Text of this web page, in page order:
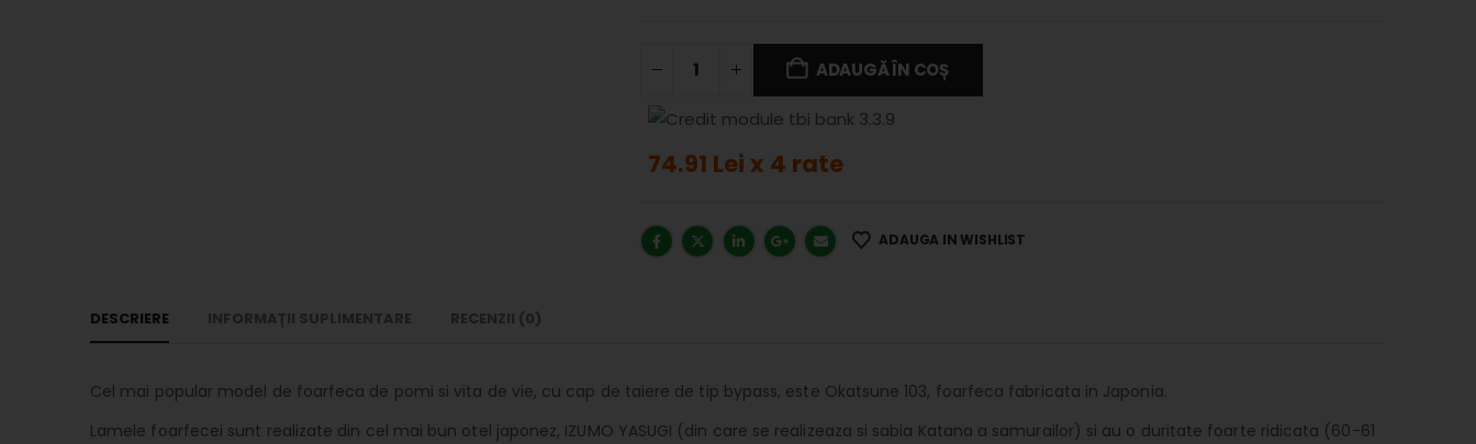
ADAUGĂ ÎN COȘ
74.91 Lei x 4 rate
ADAUGA IN WISHLIST
DESCRIERE INFORMAȚII SUPLIMENTARE RECENZII (0)
Cel mai popular model de foarfeca de pomi si vita de vie, cu cap de taiere de tip bypass, este Okatsune 103, foarfeca fabricata in Japonia.
Lamele foarfecei sunt realizate din cel mai bun otel japonez, IZUMO YASUGI (din care se realizeaza si sabia Katana a samurailor) si au o duritate foarte ridicata (60-61